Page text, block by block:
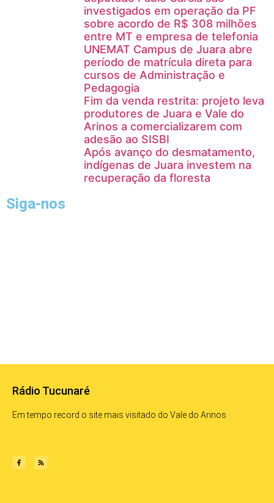
investigados em operação da PF
sobre acordo de R$ 308 milhões
entre MT e empresa de telefonia
UNEMAT Campus de Juara abre
período de matrícula direta para
cursos de Administração e
Pedagogia
Fim da venda restrita: projeto leva
produtores de Juara e Vale do
Arinos a comercializarem com
adesão ao SISBI
Após avanço do desmatamento,
indígenas de Juara investem na
recuperação da floresta
Siga-nos
Rádio Tucunaré
Em tempo record o site mais visitado do Vale do Arinos